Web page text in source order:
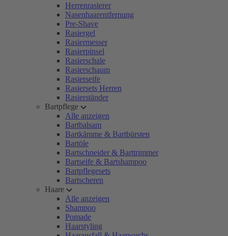
Herrenrasierer
Nasenhaarentfernung
Pre-Shave
Rasiergel
Rasiermesser
Rasierpinsel
Rasierschale
Rasierschaum
Rasierseife
Rasiersets Herren
Rasierständer
Bartpflege
Alle anzeigen
Bartbalsam
Bartkämme & Bartbürsten
Bartöle
Bartschneider & Barttrimmer
Bartseife & Bartshampoo
Bartpflegesets
Bartscheren
Haare
Alle anzeigen
Shampoo
Pomade
Haarstyling